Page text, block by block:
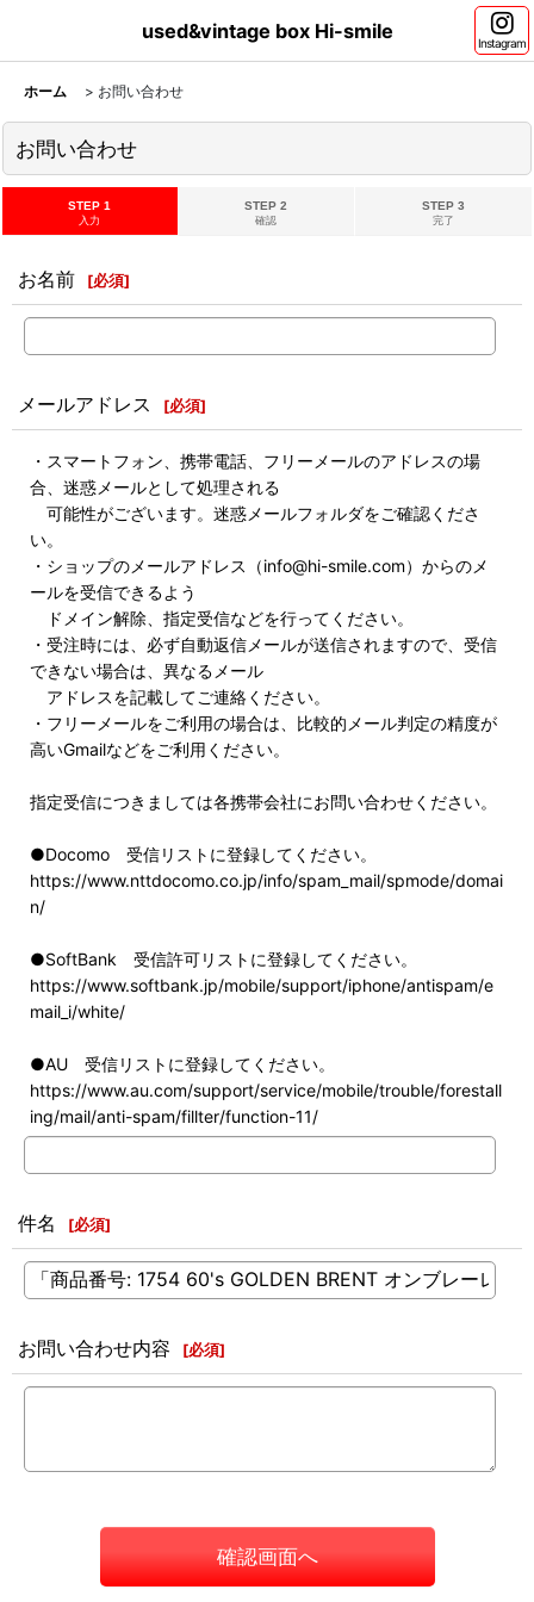
used&vintage box Hi-smile
Instagram
ホーム > お問い合わせ
お問い合わせ
STEP 1
入力
STEP 2
確認
STEP 3
完了
お名前 [必須]
メールアドレス [必須]
・スマートフォン、携帯電話、フリーメールのアドレスの場
合、迷惑メールとして処理される
可能性がございます。迷惑メールフォルダをご確認くださ
い。
・ショップのメールアドレス（info@hi-smile.com）からのメ
ールを受信できるよう
ドメイン解除、指定受信などを行ってください。
・受注時には、必ず自動返信メールが送信されますので、受信
できない場合は、異なるメール
アドレスを記載してご連絡ください。
・フリーメールをご利用の場合は、比較的メール判定の精度が
高いGmailなどをご利用ください。
指定受信につきましては各携帯会社にお問い合わせください。
●Docomo 受信リストに登録してください。
https://www.nttdocomo.co.jp/info/spam_mail/spmode/domai
n/
●SoftBank 受信許可リストに登録してください。
https://www.softbank.jp/mobile/support/iphone/antispam/e
mail_i/white/
●AU 受信リストに登録してください。
https://www.au.com/support/service/mobile/trouble/forestall
ing/mail/anti-spam/fillter/function-11/
件名 [必須]
お問い合わせ内容 [必須]
確認画面へ